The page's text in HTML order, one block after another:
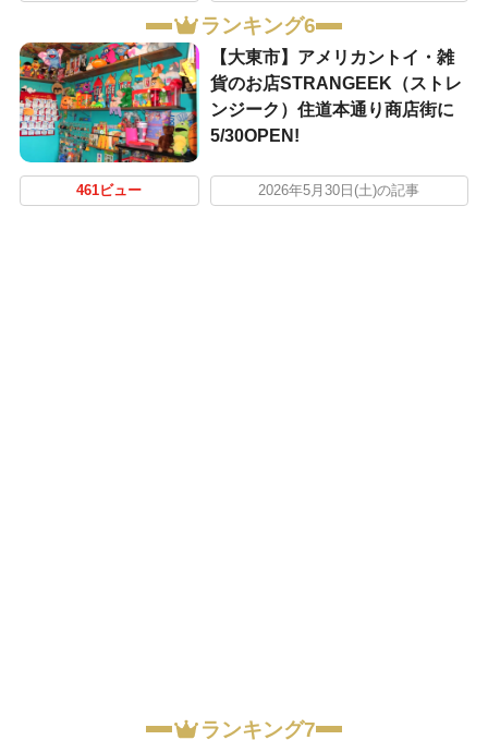
ランキング6
【大東市】アメリカントイ・雑
貨のお店STRANGEEK（ストレ
ンジーク）住道本通り商店街に
5/30OPEN!
461ビュー 2026年5月30日(土)の記事
ランキング7